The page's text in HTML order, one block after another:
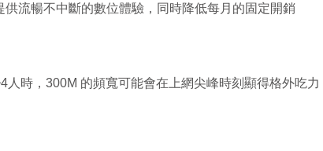
流暢不中斷的數位體驗，同時降低每月的固定開銷
時，300M 的頻寬可能會在上網尖峰時刻顯得格外吃力
合續約資格
纖到府申辦資
率、請重新選擇
修
用戶資料變更』補